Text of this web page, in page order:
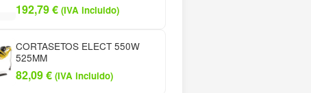
192,79€ (IVA incluido)
CORTASETOS ELECT 550W
525MM
82,09€ (IVA incluido)